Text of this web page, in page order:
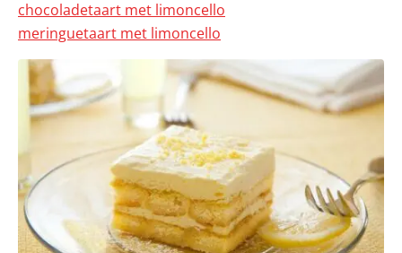
chocoladetaart met limoncello
meringuetaart met limoncello